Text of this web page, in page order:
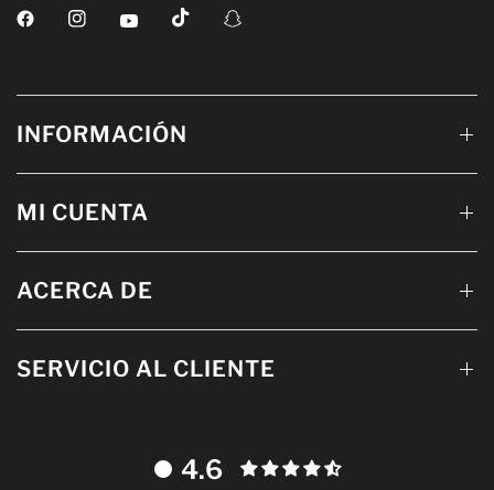
INFORMACIÓN
MI CUENTA
ACERCA DE
SERVICIO AL CLIENTE
4.6